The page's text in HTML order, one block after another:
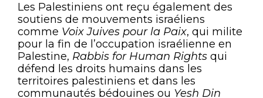
Les Palestiniens ont reçu également des
soutiens de mouvements israéliens
comme Voix Juives pour la Paix, qui milite
pour la fin de l’occupation israélienne en
Palestine, Rabbis for Human Rights qui
défend les droits humains dans les
territoires palestiniens et dans les
communautés bédouines ou Yesh Din